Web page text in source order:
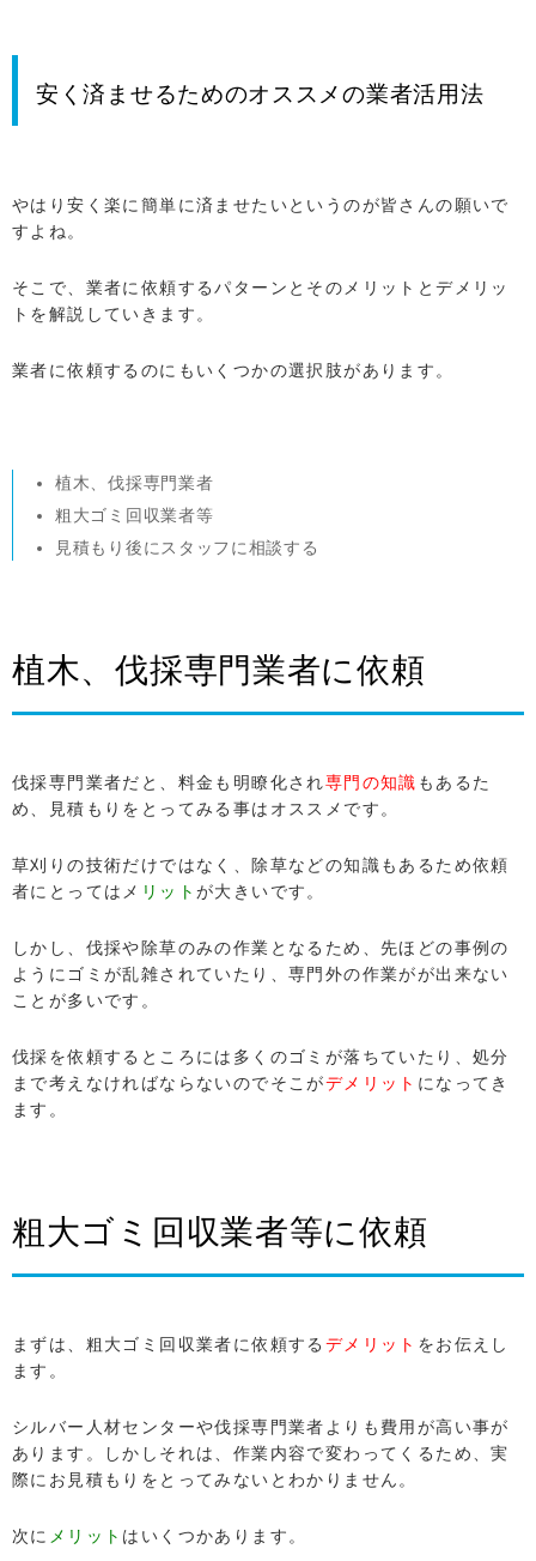
安く済ませるためのオススメの業者活用法
やはり安く楽に簡単に済ませたいというのが皆さんの願いで
すよね。
そこで、業者に依頼するパターンとそのメリットとデメリッ
トを解説していきます。
業者に依頼するのにもいくつかの選択肢があります。
植木、伐採専門業者
粗大ゴミ回収業者等
見積もり後にスタッフに相談する
植木、伐採専門業者に依頼
伐採専門業者だと、料金も明瞭化され専門の知識 もあるた
め、見積もりをとってみる事はオススメです。
草刈りの技術だけではなく、除草などの知識もあるため依頼
者にとってはメ リットが大きいです。
しかし、伐採や除草のみの作業となるため、先ほどの事例の
ようにゴミが乱雑されていたり、専門外の作業がが出来ない
ことが多いです。
伐採を依頼するところには多くのゴミが落ちていたり、処分
まで考えなければならないのでそこがデメリット になってき
ます。
粗大ゴミ回収業者等に依頼
まずは、粗大ゴミ回収業者に依頼する デメリット をお伝えし
ます。
シルバー人材センターや伐採専門業者よりも費用が高い事が
あります。しかしそれは、作業内容で変わってくるため、実
際にお見積もりをとってみないとわかりません。
次に メリット はいくつかあります。